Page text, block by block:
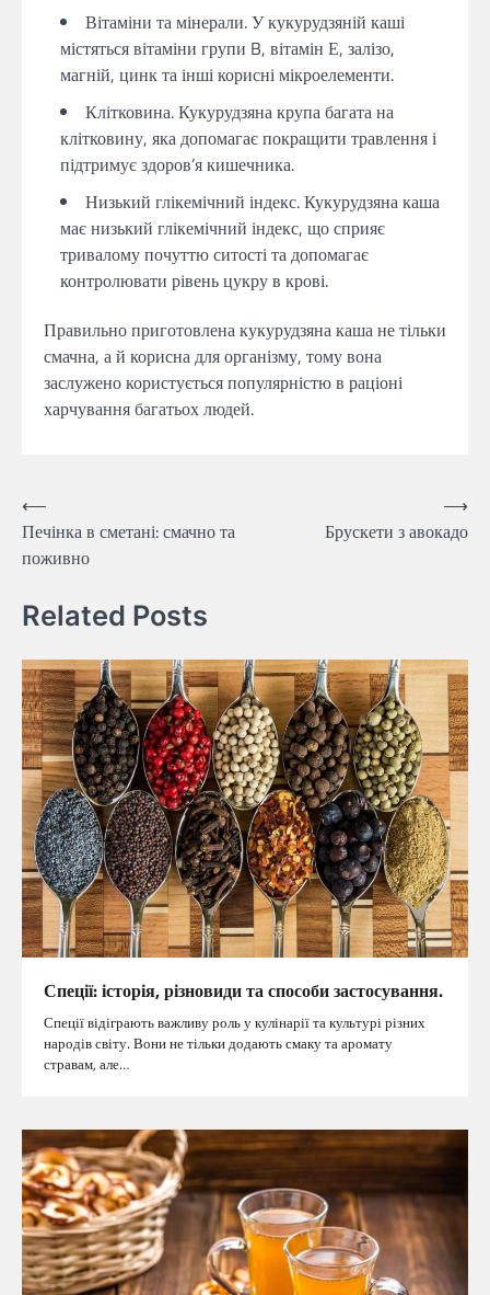
Вітаміни та мінерали. У кукурудзяній каші
містяться вітаміни групи B, вітамін Е, залізо,
магній, цинк та інші корисні мікроелементи.
Клітковина. Кукурудзяна крупа багата на
клітковину, яка допомагає покращити травлення і
підтримує здоров’я кишечника.
Низький глікемічний індекс. Кукурудзяна каша
має низький глікемічний індекс, що сприяє
тривалому почуттю ситості та допомагає
контролювати рівень цукру в крові.
Правильно приготовлена кукурудзяна каша не тільки
смачна, а й корисна для організму, тому вона
заслужено користується популярністю в раціоні
харчування багатьох людей.
Навігація
записів
⟵
Печінка в сметані: смачно та
поживно
Брускети з авокадо
⟶
Related Posts
Спеції: історія, різновиди та способи застосування.
Спеції відіграють важливу роль у кулінарії та культурі різних
народів світу. Вони не тільки додають смаку та аромату
стравам, але…